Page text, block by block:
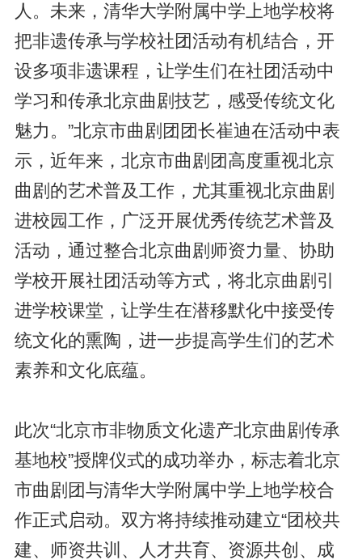
人。未来，清华大学附属中学上地学校将
把非遗传承与学校社团活动有机结合，开
设多项非遗课程，让学生们在社团活动中
学习和传承北京曲剧技艺，感受传统文化
魅力。”北京市曲剧团团长崔迪在活动中表
示，近年来，北京市曲剧团高度重视北京
曲剧的艺术普及工作，尤其重视北京曲剧
进校园工作，广泛开展优秀传统艺术普及
活动，通过整合北京曲剧师资力量、协助
学校开展社团活动等方式，将北京曲剧引
进学校课堂，让学生在潜移默化中接受传
统文化的熏陶，进一步提高学生们的艺术
素养和文化底蕴。
此次“北京市非物质文化遗产北京曲剧传承
基地校”授牌仪式的成功举办，标志着北京
市曲剧团与清华大学附属中学上地学校合
作正式启动。双方将持续推动建立“团校共
建、师资共训、人才共育、资源共创、成